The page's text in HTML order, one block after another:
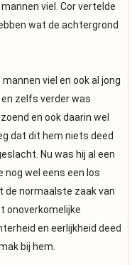
viel. Cor vertelde
wat de achtergrond
viel en ook al jong
zelfs verder was
en ook daarin wel
dat dit hem niets deed
Nu was hij al een
nog wel eens een los
de normaalste zaak van
onoverkomelijke
en eerlijkheid deed
bij hem.